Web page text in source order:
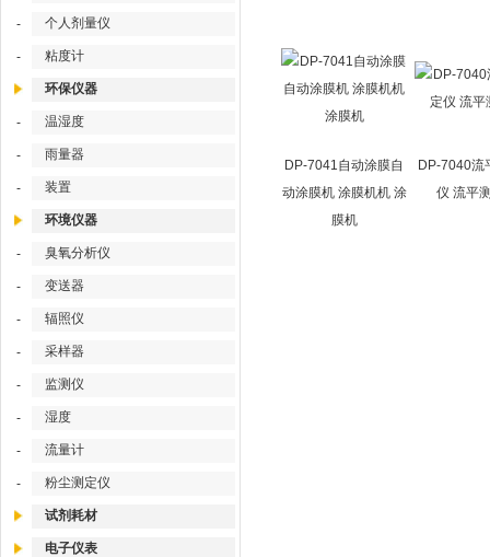
- 个人剂量仪
- 粘度计
环保仪器
- 温湿度
- 雨量器
- 装置
环境仪器
- 臭氧分析仪
- 变送器
- 辐照仪
- 采样器
- 监测仪
- 湿度
- 流量计
- 粉尘测定仪
试剂耗材
电子仪表
DP-7041自动涂膜自
动涂膜机 涂膜机机 涂
膜机
DP-7040流
仪 流平